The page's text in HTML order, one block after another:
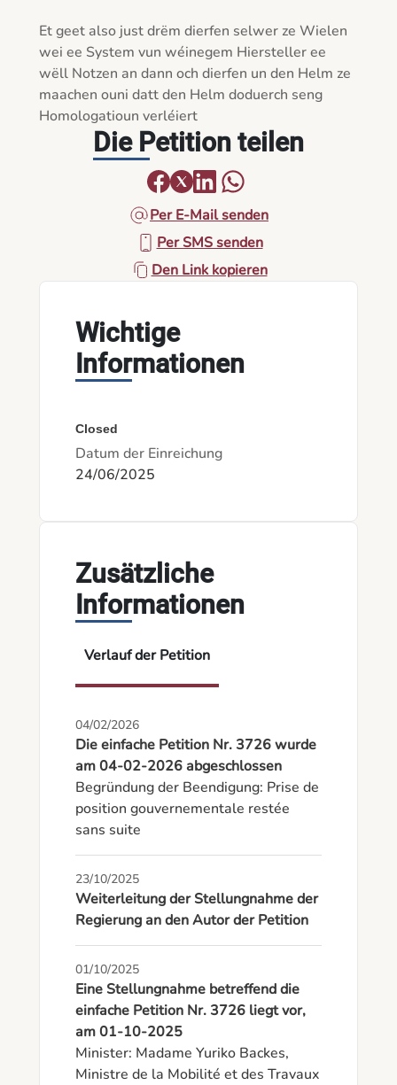
Et geet also just drëm dierfen selwer ze Wielen
wei ee System vun wéinegem Hiersteller ee
wëll Notzen an dann och dierfen un den Helm ze
maachen ouni datt den Helm doduerch seng
Die Petition teilen
Per E-Mail senden
Per SMS senden
Den Link kopieren
Wichtige
Informationen
Closed
Datum der Einreichung
24/06/2025
Zusätzliche
Informationen
Verlauf der Petition
04/02/2026
Die einfache Petition Nr. 3726 wurde
am 04-02-2026 abgeschlossen
Begründung der Beendigung: Prise de
position gouvernementale restée
sans suite
23/10/2025
Weiterleitung der Stellungnahme der
Regierung an den Autor der Petition
01/10/2025
Eine Stellungnahme betreffend die
einfache Petition Nr. 3726 liegt vor,
am 01-10-2025
Minister: Madame Yuriko Backes,
Ministre de la Mobilité et des Travaux